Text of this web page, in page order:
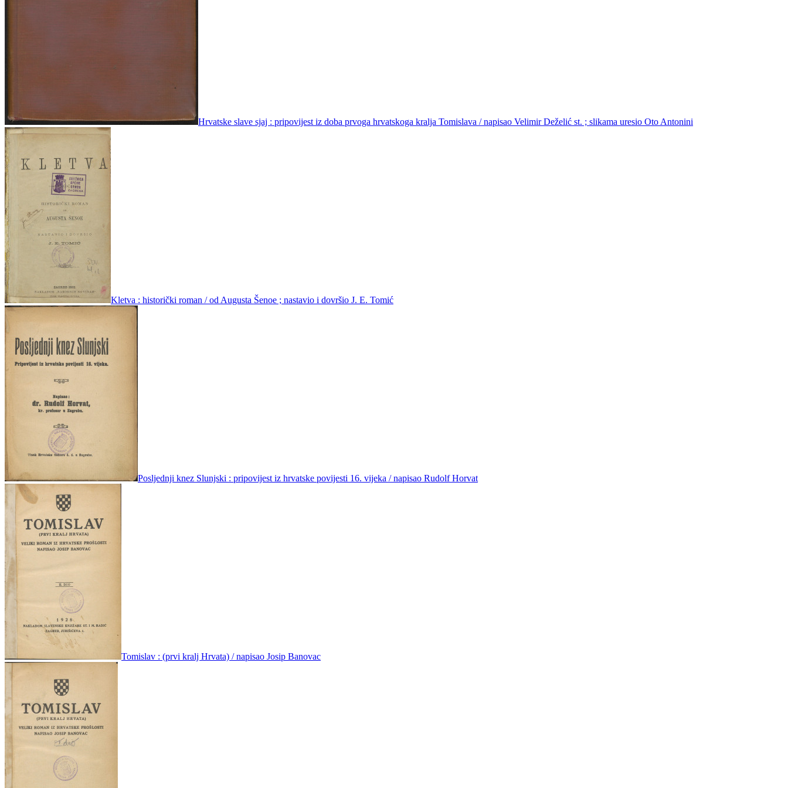
Hrvatske slave sjaj : pripovijest iz doba prvoga hrvatskoga kralja Tomislava / napisao Velimir Deželić st. ; slikama uresio Oto Antonini
Kletva : historički roman / od Augusta Šenoe ; nastavio i dovršio J. E. Tomić
Posljednji knez Slunjski : pripovijest iz hrvatske povijesti 16. vijeka / napisao Rudolf Horvat
Tomislav : (prvi kralj Hrvata) / napisao Josip Banovac